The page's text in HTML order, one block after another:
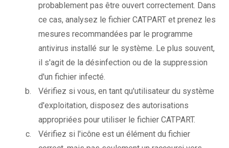
probablement pas être ouvert correctement. Dans
ce cas, analysez le fichier CATPART et prenez les
mesures recommandées par le programme
antivirus installé sur le système. Le plus souvent,
il s'agit de la désinfection ou de la suppression
d'un fichier infecté.
Vérifiez si vous, en tant qu'utilisateur du système
d'exploitation, disposez des autorisations
appropriées pour utiliser le fichier CATPART.
Vérifiez si l'icône est un élément du fichier